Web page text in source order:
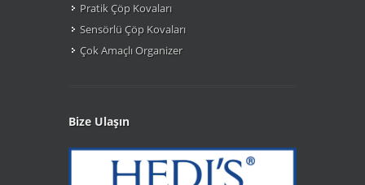
Pratik Çöp Kovaları
Sensörlü Çöp Kovaları
Çok Amaçlı Organizer
Bize Ulaşın